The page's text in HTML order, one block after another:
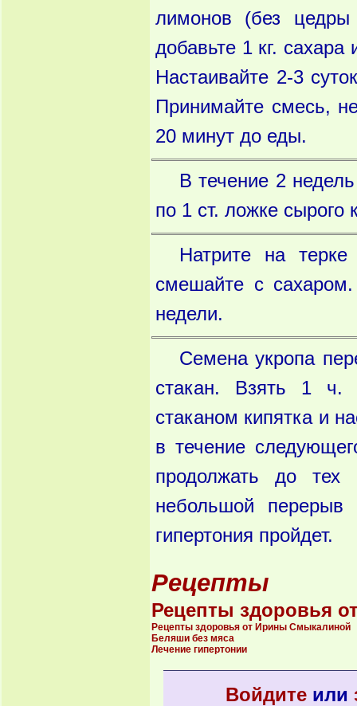
лимонов (без цедры
добавьте 1 кг.
Настаивайте 2-3
Принимайте смесь,
20 минут до еды.
В течение 2
по 1 ст. ложке
Натрите на
смешайте с
недели.
Семена укропа
стакан. Взять 1 ч.
стаканом кипятка и
в течение
продолжать до тех
небольшой перерыв
гипертония пройдет.
Рецепты
Рецепты здоровья
Рецепты здоровья от Ирины Смыкалиной
Беляши без мяса
Лечение гипертонии
Войдитеили